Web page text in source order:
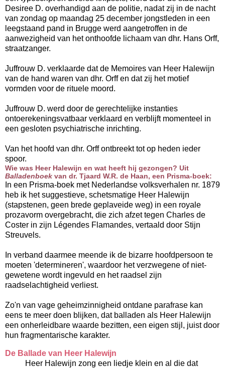
Desiree D. overhandigd aan de politie, nadat zij in de nacht
van zondag op maandag 25 december jongstleden in een
leegstaand pand in Brugge werd aangetroffen in de
aanwezigheid van het onthoofde lichaam van dhr. Hans Orff,
straatzanger.
Juffrouw D. verklaarde dat de Memoires van Heer Halewijn
van de hand waren van dhr. Orff en dat zij het motief
vormden voor de rituele moord.
Juffrouw D. werd door de gerechtelijke instanties
ontoerekeningsvatbaar verklaard en verblijft momenteel in
een gesloten psychiatrische inrichting.
Van het hoofd van dhr. Orff ontbreekt tot op heden ieder
spoor.
Wie was Heer Halewijn en wat heeft hij gezongen? Uit
Balladenboek van dr. Tjaard W.R. de Haan, een Prisma-boek:
In een Prisma-boek met Nederlandse volksverhalen nr. 1879
heb ik het suggestieve, schetsmatige Heer Halewijn
(stapstenen, geen brede geplaveide weg) in een royale
prozavorm overgebracht, die zich afzet tegen Charles de
Coster in zijn Légendes Flamandes, vertaald door Stijn
Streuvels.
In verband daarmee meende ik de bizarre hoofdpersoon te
moeten 'determineren', waardoor het verzwegene of niet-
gewetene wordt ingevuld en het raadsel zijn
raadselachtigheid verliest.
Zo'n van vage geheimzinnigheid ontdane parafrase kan
eens te meer doen blijken, dat balladen als Heer Halewijn
een onherleidbare waarde bezitten, een eigen stijl, juist door
hun fragmentarische karakter.
De Ballade van Heer Halewijn
Heer Halewijn zong een liedje klein en al die dat